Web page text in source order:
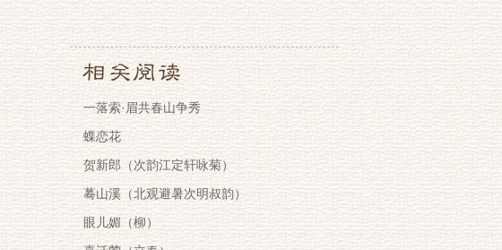
一落索·眉共春山争秀
蝶恋花
贺新郎（次韵江定轩咏菊）
蓦山溪（北观避暑次明叔韵）
眼儿媚（柳）